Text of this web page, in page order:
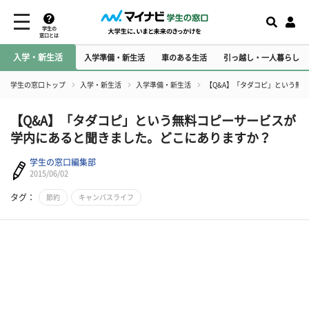
学生の
窓口とは
入学・新生活 入学準備・新生活 車のある生活 引っ越し・一人暮らし
学生の窓口トップ 入学・新生活 入学準備・新生活 【Q&A】「タダコピ」という無
【Q&A】「タダコピ」という無料コピーサービスが
学内にあると聞きました。どこにありますか？
学生の窓口編集部
2015/06/02
タグ： 節約 キャンパスライフ